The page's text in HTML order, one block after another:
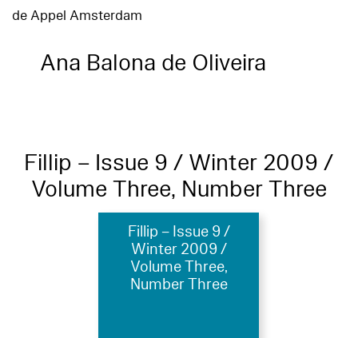
de Appel Amsterdam
Ana Balona de Oliveira
Fillip – Issue 9 / Winter 2009 /
Volume Three, Number Three
Fillip – Issue 9 /
Winter 2009 /
Volume Three,
Number Three